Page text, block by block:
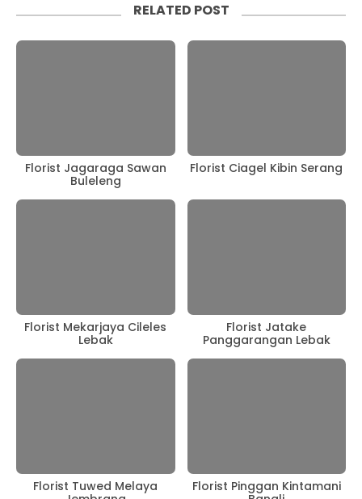
RELATED POST
Florist Jagaraga Sawan
Buleleng
Florist Ciagel Kibin Serang
Florist Mekarjaya Cileles
Lebak
Florist Jatake
Panggarangan Lebak
Florist Tuwed Melaya
Florist Pinggan Kintamani